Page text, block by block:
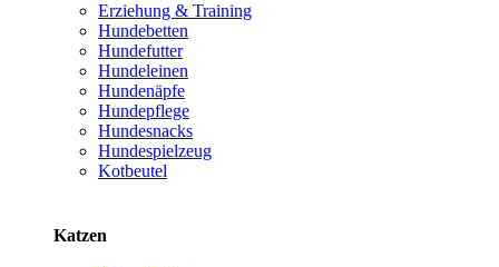
Erziehung & Training
Hundebetten
Hundefutter
Hundeleinen
Hundenäpfe
Hundepflege
Hundesnacks
Hundespielzeug
Kotbeutel
Katzen